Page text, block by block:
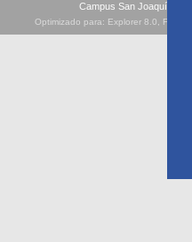
Campus San Joaquín -
Optimizado para: Explorer 8.0,